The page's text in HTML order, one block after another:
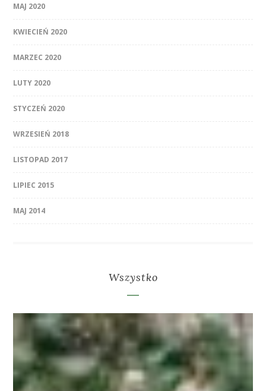
MAJ 2020
KWIECIEŃ 2020
MARZEC 2020
LUTY 2020
STYCZEŃ 2020
WRZESIEŃ 2018
LISTOPAD 2017
LIPIEC 2015
MAJ 2014
Wszystko